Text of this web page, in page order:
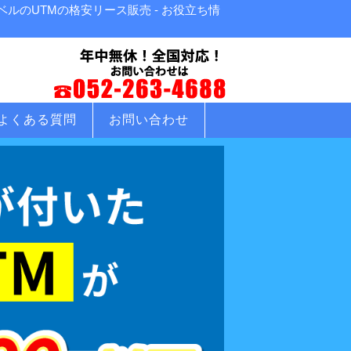
ルのUTMの格安リース販売 - お役立ち情
くある質問 お問い合わせ